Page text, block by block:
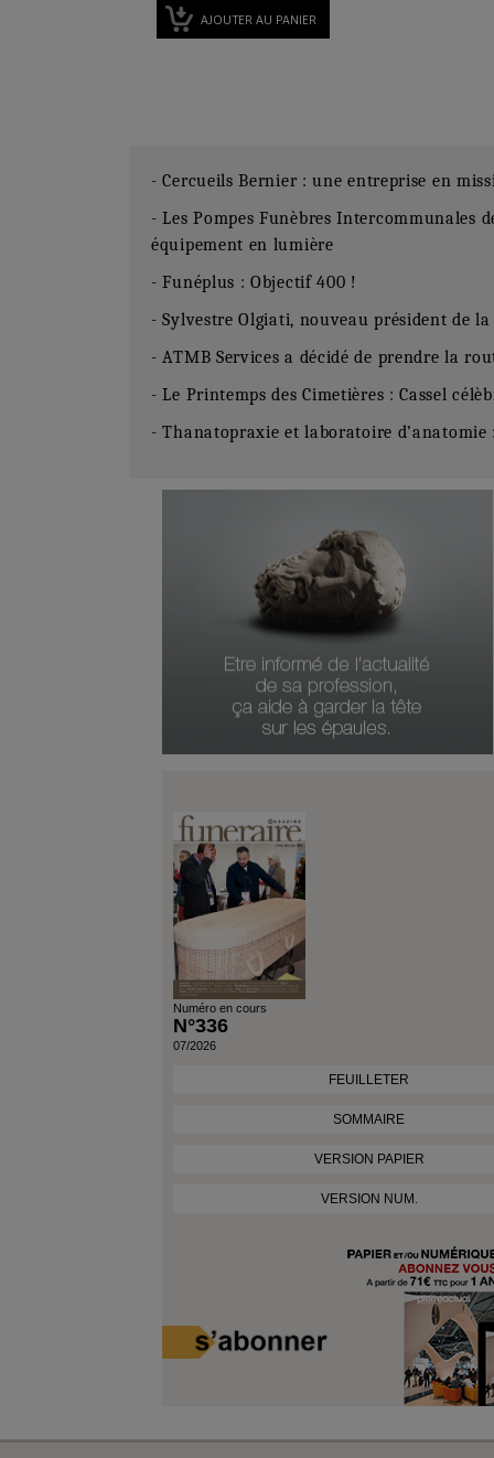
AJOUTER AU PANIER
- Cercueils Bernier : une entreprise en
- Les Pompes Funèbres Intercommunales
équipement en lumière
- Funéplus : Objectif 400 !
- Sylvestre Olgiati, nouveau président de la
- ATMB Services a décidé de prendre la
- Le Printemps des Cimetières : Cassel
- Thanatopraxie et laboratoire
Numéro Du Produit
Type De Produit
Genre Du Produit
Numéro en cours
N°336
07/2026
FEUILLETER
SOMMAIRE
VERSION PAPIER
VERSION NUM.